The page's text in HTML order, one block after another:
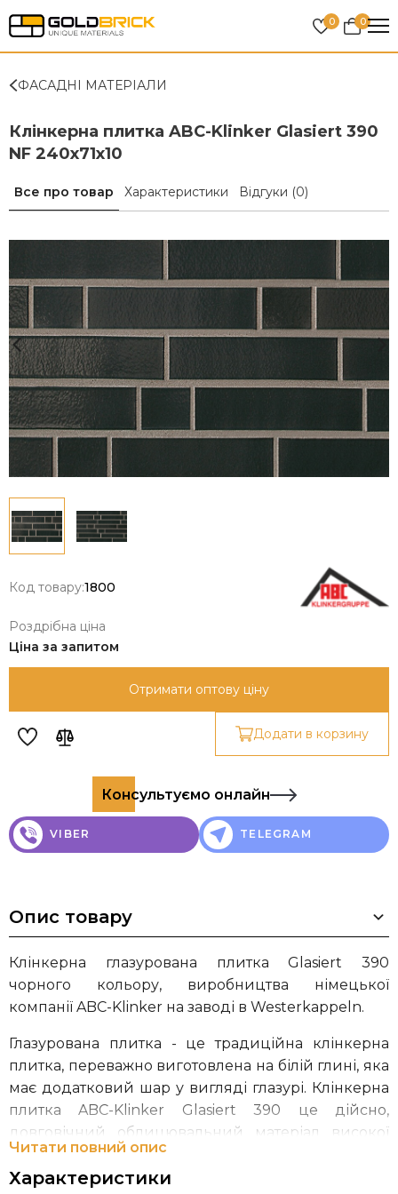
0 0
ФАСАДНІ МАТЕРІАЛИ
Клінкерна плитка ABC-Klinker Glasiert 390
NF 240х71х10
Все про товар Характеристики Відгуки (0)
Код товару:1800
Роздрібна ціна
Ціна за запитом
Отримати оптову ціну
Додати в корзину
Консультуємо онлайн
VIBER TELEGRAM
Опис товару
Клінкерна глазурована плитка Glasiert 390
чорного кольору, виробництва німецької
компанії ABC-Klinker на заводі в Westerkappeln.
Глазурована плитка - це традиційна клінкерна
плитка, переважно виготовлена на білій глині, яка
має додатковий шар у вигляді глазурі. Клінкерна
плитка ABC-Klinker Glasiert 390 це дійсно,
довговічний облицювальний матеріал високої
якості. Якщо Ви хочете побудувати будинок, який
прослужить вам та вашим онукам, зберігши свій
Читати повний опис
Характеристики